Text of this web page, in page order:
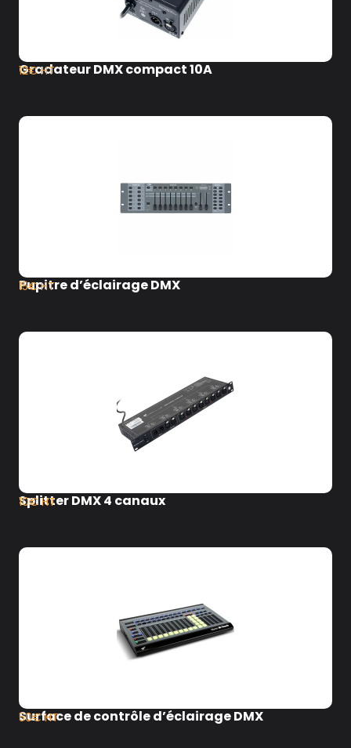
Gradateur DMX compact 10A
12€ HT
Pupitre d’éclairage DMX
15€ HT
Splitter DMX 4 canaux
10€ HT
Surface de contrôle d’éclairage DMX
50€ HT